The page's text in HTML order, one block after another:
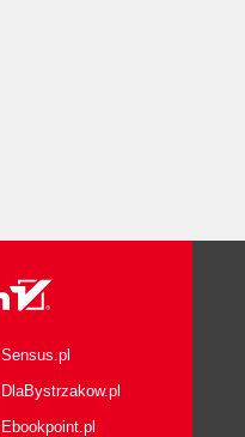
Sensus.pl
DlaBystrzakow.pl
Ebookpoint.pl